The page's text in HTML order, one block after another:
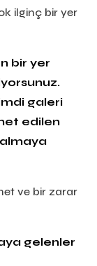
ilginç bir yer
bir yer
galeri
edilen
ve bir zarar
gelenler